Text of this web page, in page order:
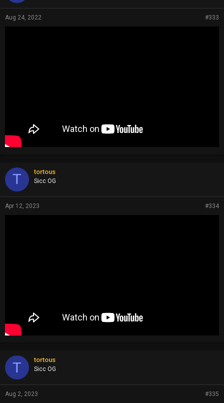
Aug 24, 2022 #333
T tortous
Sicc OG
Apr 12, 2023 #334
T tortous
Sicc OG
Aug 2, 2023 #335